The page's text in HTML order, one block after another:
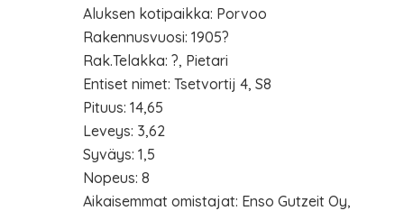
Aluksen kotipaikka: Porvoo
Rakennusvuosi: 1905?
Rak.Telakka: ?, Pietari
Entiset nimet: Tsetvortij 4, S8
Pituus: 14,65
Leveys: 3,62
Syväys: 1,5
Nopeus: 8
Aikaisemmat omistajat: Enso Gutzeit Oy,